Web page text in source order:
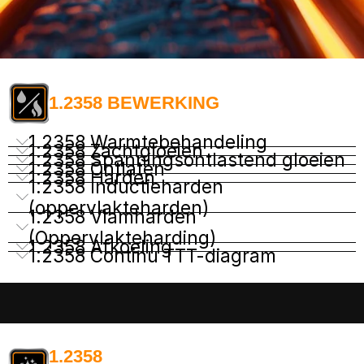
1.2358 BEWERKING
1.2358 Warmtebehandeling
1.2358 Zachtgloeien
1.2358 Spanningsontlastend gloeien
1.2358 Ontlaten
1.2358 Harden
1.2358 Inductieharden
(oppervlakteharden)
1.2358 Vlamharden
(Oppervlakteharding)
1.2358 Afkoeling
1.2358 Continu TTT-diagram
1.2358